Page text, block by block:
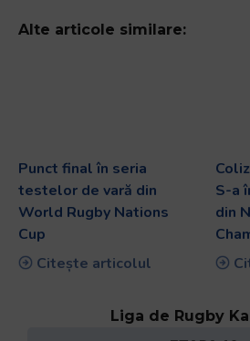
Alte articole similare:
Punct final în seria
testelor de vară din
World Rugby Nations
Cup
Citește articolul
S-a
din
Liga de Rugby